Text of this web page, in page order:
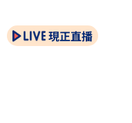
現正直播